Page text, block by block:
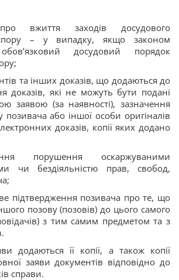
вжиття заходів досудового
– у випадку, якщо законом
досудовий порядок
та інших доказів, що додаються до
доказів, які не можуть бути подані
заявою (за наявності), зазначення
позивача або іншої особи оригіналів
доказів, копії яких додано
порушення оскаржуваними
чи бездіяльністю прав, свобод,
підтвердження позивача про те, що
позову (позовів) до цього самого
з тим самим предметом та з
додаються її копії, а також копії
заяви документів відповідно до
справи.